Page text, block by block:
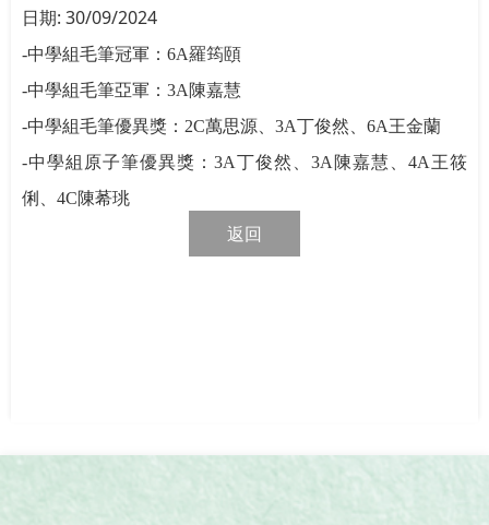
日期: 30/09/2024
-中學組毛筆冠軍： 6A羅筠頤
-中學組毛筆亞軍： 3A 陳嘉慧
-中學組毛筆優異獎： 2C萬思源、 3A丁俊然、 6A王金蘭
-中學組原子筆優異獎： 3A丁俊然、 3A 陳嘉慧、 4A 王筱
俐、 4C陳莃珧
返回